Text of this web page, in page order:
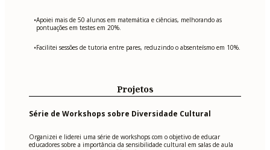
•Apoiei mais de 50 alunos em matemática e ciências, melhorando as
pontuações em testes em 20%.
•Facilitei sessões de tutoria entre pares, reduzindo o absenteísmo em 10%.
Projetos
Série de Workshops sobre Diversidade Cultural
Organizei e liderei uma série de workshops com o objetivo de educar
educadores sobre a importância da sensibilidade cultural em salas de aula